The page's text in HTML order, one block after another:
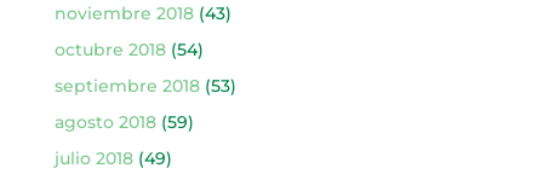
noviembre 2018(43)
octubre 2018(54)
septiembre 2018(53)
agosto 2018(59)
julio 2018(49)